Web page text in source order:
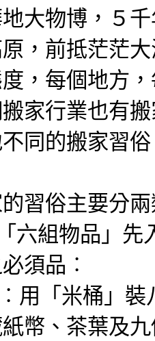
物博，５千
，前抵茫茫
，每個地方
家行業也有
同的搬家習
俗主要分兩
組物品」先
須品︰
「米桶」裝
幣、茶葉及